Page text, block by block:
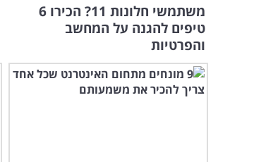
משתמשי חלונות 11? הכירו 6
טיפים להגנה על המחשב
והפרטיות